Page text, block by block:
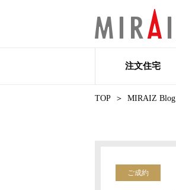
注文住宅
TOP MIRAIZ Blog
ご成約